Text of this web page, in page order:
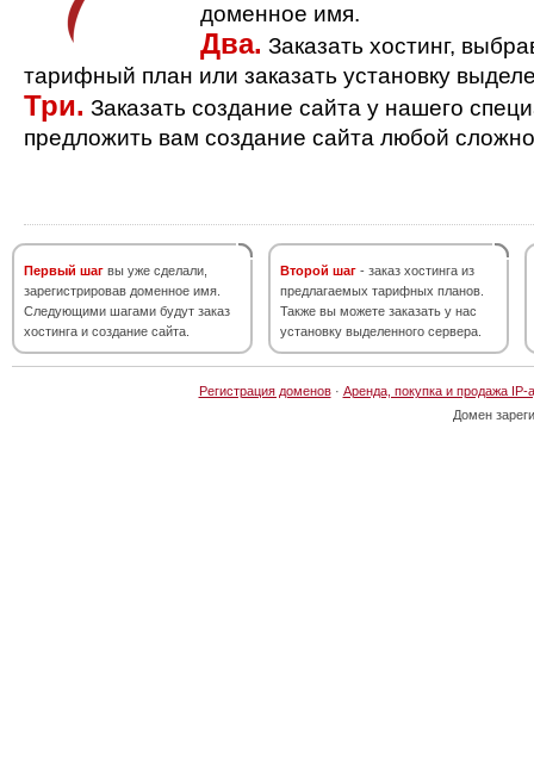
доменное имя.
Два. Заказать хостинг,
тарифный план или заказать установку
Три. Заказать создание сайта у нашего
предложить вам создание сайта любой
Первый шаг вы уже сделали,
зарегистрировав доменное имя.
Следующими шагами будут заказ
хостинга и создание сайта.
Второй шаг - заказ хостинга из
предлагаемых тарифных планов.
Также вы можете заказать у нас
установку выделенного сервера.
Регистрация доменов· Аренда, покупка и продажа IP-
Домен